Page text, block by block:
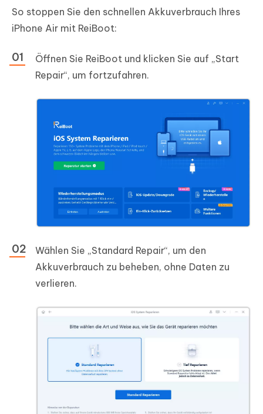
So stoppen Sie den schnellen Akkuverbrauch Ihres
iPhone Air mit ReiBoot:
Öffnen Sie ReiBoot und klicken Sie auf „Start
Repair“, um fortzufahren.
Wählen Sie „Standard Repair“, um den
Akkuverbrauch zu beheben, ohne Daten zu
verlieren.